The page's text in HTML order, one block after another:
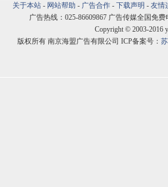
关于本站 - 网站帮助 - 广告合作 - 下载声明 - 友情
广告热线：025-86609867 广告传媒全国免费
Copyright © 2003-2016
版权所有 南京海盟广告有限公司 ICP备案号：